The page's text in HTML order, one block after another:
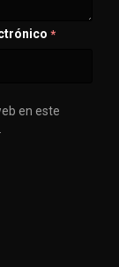
*
en este